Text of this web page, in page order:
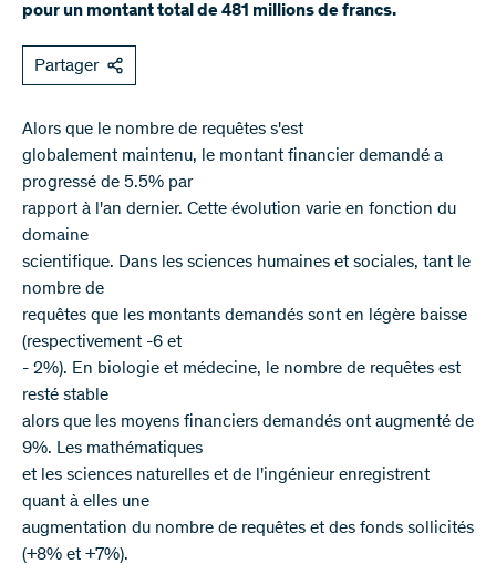
pour un montant total de 481 millions de francs.
Partager
Alors que le nombre de requêtes s'est
globalement maintenu, le montant financier demandé a
progressé de 5.5% par
rapport à l'an dernier. Cette évolution varie en fonction du
domaine
scientifique. Dans les sciences humaines et sociales, tant le
nombre de
requêtes que les montants demandés sont en légère baisse
(respectivement -6 et
- 2%). En biologie et médecine, le nombre de requêtes est
resté stable
alors que les moyens financiers demandés ont augmenté de
9%. Les mathématiques
et les sciences naturelles et de l'ingénieur enregistrent
quant à elles une
augmentation du nombre de requêtes et des fonds sollicités
(+8% et +7%).